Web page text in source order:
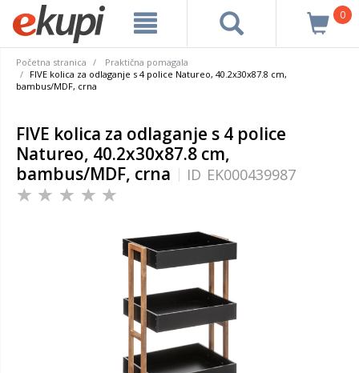
0
Početna stranica
Praktična pomagala
FIVE kolica za odlaganje s 4 police Natureo, 40.2x30x87.8 cm,
bambus/MDF, crna
FIVE kolica za odlaganje s 4 police
Natureo, 40.2x30x87.8 cm,
bambus/MDF, crna
ID EK000439987